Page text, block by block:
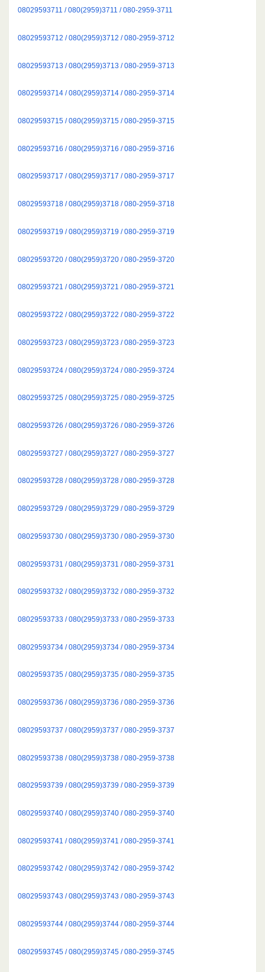
08029593711 / 080(2959)3711 / 080-2959-3711
08029593712 / 080(2959)3712 / 080-2959-3712
08029593713 / 080(2959)3713 / 080-2959-3713
08029593714 / 080(2959)3714 / 080-2959-3714
08029593715 / 080(2959)3715 / 080-2959-3715
08029593716 / 080(2959)3716 / 080-2959-3716
08029593717 / 080(2959)3717 / 080-2959-3717
08029593718 / 080(2959)3718 / 080-2959-3718
08029593719 / 080(2959)3719 / 080-2959-3719
08029593720 / 080(2959)3720 / 080-2959-3720
08029593721 / 080(2959)3721 / 080-2959-3721
08029593722 / 080(2959)3722 / 080-2959-3722
08029593723 / 080(2959)3723 / 080-2959-3723
08029593724 / 080(2959)3724 / 080-2959-3724
08029593725 / 080(2959)3725 / 080-2959-3725
08029593726 / 080(2959)3726 / 080-2959-3726
08029593727 / 080(2959)3727 / 080-2959-3727
08029593728 / 080(2959)3728 / 080-2959-3728
08029593729 / 080(2959)3729 / 080-2959-3729
08029593730 / 080(2959)3730 / 080-2959-3730
08029593731 / 080(2959)3731 / 080-2959-3731
08029593732 / 080(2959)3732 / 080-2959-3732
08029593733 / 080(2959)3733 / 080-2959-3733
08029593734 / 080(2959)3734 / 080-2959-3734
08029593735 / 080(2959)3735 / 080-2959-3735
08029593736 / 080(2959)3736 / 080-2959-3736
08029593737 / 080(2959)3737 / 080-2959-3737
08029593738 / 080(2959)3738 / 080-2959-3738
08029593739 / 080(2959)3739 / 080-2959-3739
08029593740 / 080(2959)3740 / 080-2959-3740
08029593741 / 080(2959)3741 / 080-2959-3741
08029593742 / 080(2959)3742 / 080-2959-3742
08029593743 / 080(2959)3743 / 080-2959-3743
08029593744 / 080(2959)3744 / 080-2959-3744
08029593745 / 080(2959)3745 / 080-2959-3745